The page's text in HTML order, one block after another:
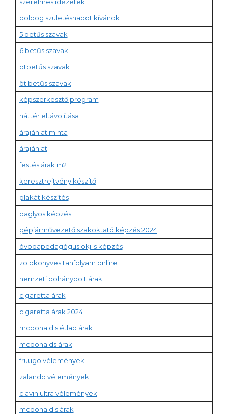
boldog születésnapot kívánok
5 betűs szavak
6 betűs szavak
ötbetűs szavak
öt betűs szavak
képszerkesztő program
háttér eltávolítása
árajánlat minta
árajánlat
festés árak m2
keresztrejtvény készítő
plakát készítés
baglyos képzés
gépjárművezető szakoktató képzés 2024
óvodapedagógus okj-s képzés
zöldkönyves tanfolyam online
nemzeti dohánybolt árak
cigaretta árak
cigaretta árak 2024
mcdonald's étlap árak
mcdonalds árak
fruugo vélemények
zalando vélemények
clavin ultra vélemények
mcdonald's árak